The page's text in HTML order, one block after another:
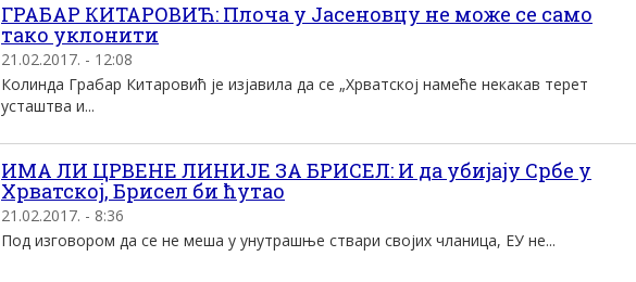
ГРАБАР КИТАРОВИЋ: Плоча у Јасеновцу не може се само
тако уклонити
21.02.2017. - 12:08
Колинда Грабар Китаровић је изјавила да се „Хрватској намеће некакав терет
усташтва и...
ИМА ЛИ ЦРВЕНЕ ЛИНИЈЕ ЗА БРИСЕЛ: И да убијају Србе у
Хрватској, Брисел би ћутао
21.02.2017. - 8:36
Под изговором да се не меша у унутрашње ствари својих чланица, ЕУ не...